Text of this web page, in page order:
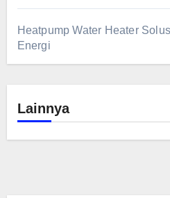
Heatpump Water Heater
Energi
Lainnya